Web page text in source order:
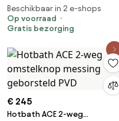
omstelknop koper geborsteld
PVD
Beschikbaar in 2 e-shops
Op voorraad
Gratis bezorging
€ 245
Hotbath ACE 2-weg